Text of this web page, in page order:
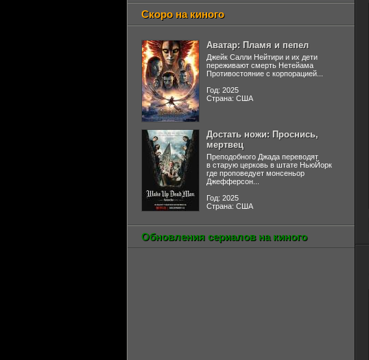
Скоро на киного
Аватар: Пламя и пепел
Джейк Салли Нейтири и их дети
переживают смерть Нетейама
Противостояние с корпорацией...
Год: 2025
Страна: США
Достать ножи: Проснись,
мертвец
Преподобного Джада переводят
в старую церковь в штате НьюЙорк
где проповедует монсеньор
Джефферсон...
Год: 2025
Страна: США
Обновления сериалов на киного